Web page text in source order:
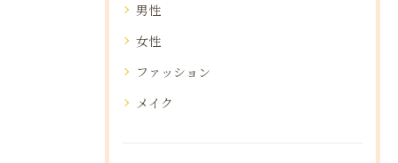
男性
女性
ファッション
メイク